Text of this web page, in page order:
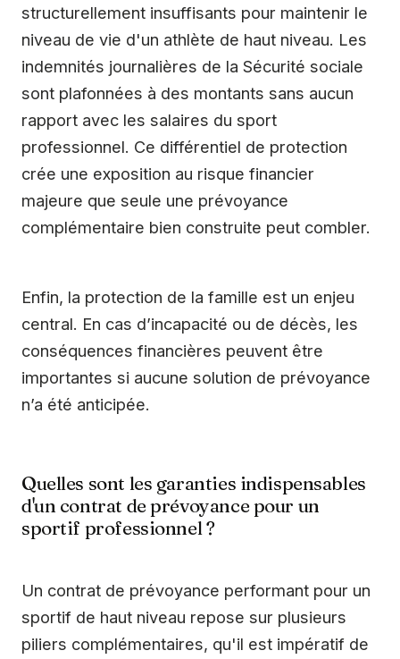
structurellement insuffisants pour maintenir le
niveau de vie d'un athlète de haut niveau. Les
indemnités journalières de la Sécurité sociale
sont plafonnées à des montants sans aucun
rapport avec les salaires du sport
professionnel. Ce différentiel de protection
crée une exposition au risque financier
majeure que seule une prévoyance
complémentaire bien construite peut combler.
Enfin, la protection de la famille est un enjeu
central. En cas d’incapacité ou de décès, les
conséquences financières peuvent être
importantes si aucune solution de prévoyance
n’a été anticipée.
Quelles sont les garanties indispensables
d'un contrat de prévoyance pour un
sportif professionnel ?
Un contrat de prévoyance performant pour un
sportif de haut niveau repose sur plusieurs
piliers complémentaires, qu'il est impératif de